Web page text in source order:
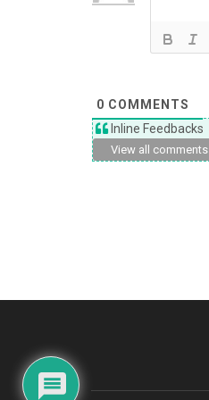
0 COMMENTS
Inline Feedbacks
View all comments